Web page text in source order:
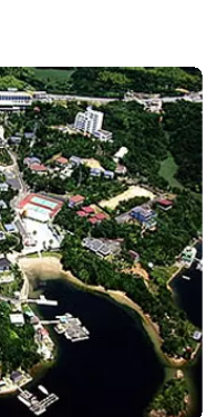
。「美肌の湯」として有
完備。